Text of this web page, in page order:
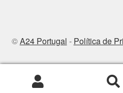
©A24 Portugal - Política de
Pesquisar
Pesquisa